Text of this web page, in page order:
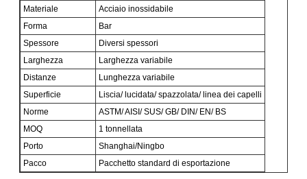
Materiale
Acciaio inossidabile
Forma
Bar
Spessore
Diversi spessori
Larghezza
Larghezza variabile
Distanze
Lunghezza variabile
Superficie
Liscia/ lucidata/ spazzolata/ linea dei capelli
Norme
ASTM/ AISI/ SUS/ GB/ DIN/ EN/ BS
MOQ
1 tonnellata
Porto
Shanghai/Ningbo
Pacco
Pacchetto standard di esportazione